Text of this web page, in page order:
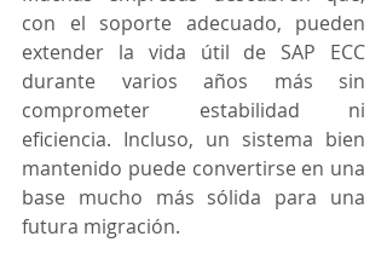
con el soporte adecuado, pueden
extender la vida útil de SAP ECC
durante varios años más sin
comprometer estabilidad ni
eficiencia. Incluso, un sistema bien
mantenido puede convertirse en una
base mucho más sólida para una
futura migración.